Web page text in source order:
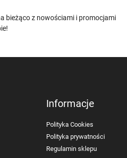
bieżąco z nowościami i promocjami
Informacje
Polityka Cookies
Polityka prywatności
Regulamin sklepu